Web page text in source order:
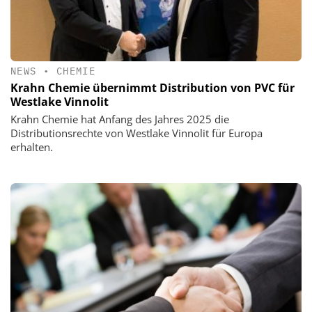
NEWS • CHEMIE
Krahn Chemie übernimmt Distribution von PVC für
Westlake Vinnolit
Krahn Chemie hat Anfang des Jahres 2025 die
Distributionsrechte von Westlake Vinnolit für Europa
erhalten.